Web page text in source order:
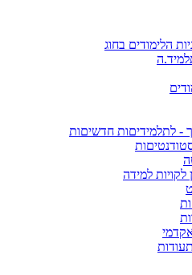
הלימודים בחוג
- לתלמידיםות חדשיםות
לקויות למידה